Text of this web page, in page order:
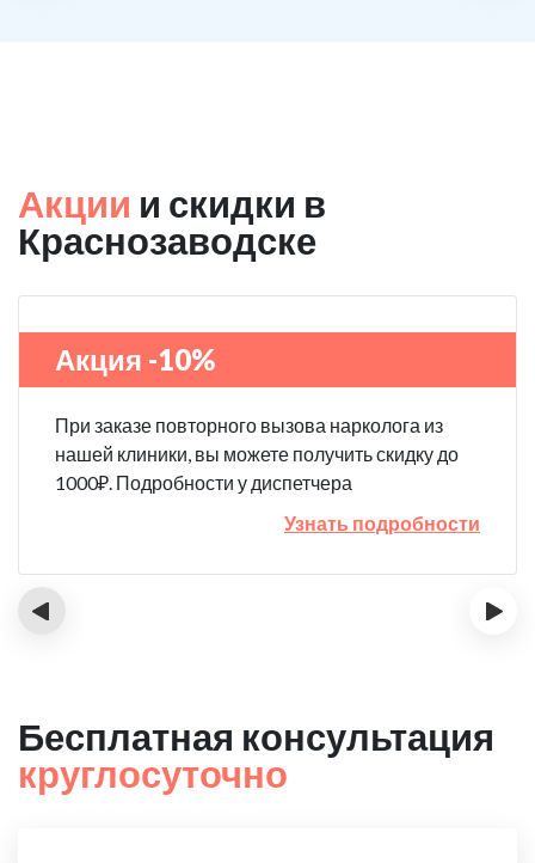
Акции и скидки в
Краснозаводске
Акция -10%
При заказе повторного вызова нарколога из
нашей клиники, вы можете получить скидку до
1000₽. Подробности у диспетчера
Узнать подробности
‹ ›
Бесплатная консультация
круглосуточно